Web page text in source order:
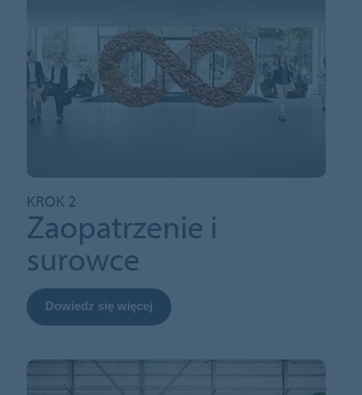
KROK 2
Zaopatrzenie i
surowce
Dowiedz się więcej